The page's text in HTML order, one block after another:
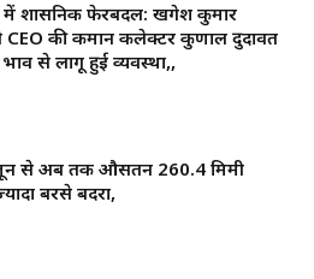
में प्रशासनिक फेरबदल: खगेश कुमार
CEO की कमान ​कलेक्टर कुणाल दुदावत
से लागू हुई व्यवस्था,,
1 जून से अब तक औसतन 260.4 मिमी
बरसे बदरा,